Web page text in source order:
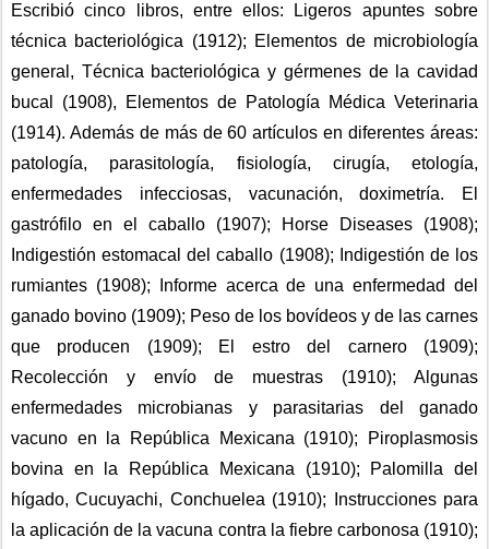
Escribió cinco libros, entre ellos: Ligeros apuntes sobre
técnica bacteriológica (1912); Elementos de microbiología
general, Técnica bacteriológica y gérmenes de la cavidad
bucal (1908), Elementos de Patología Médica Veterinaria
(1914). Además de más de 60 artículos en diferentes áreas:
patología, parasitología, fisiología, cirugía, etología,
enfermedades infecciosas, vacunación, doximetría. El
gastrófilo en el caballo (1907); Horse Diseases (1908);
Indigestión estomacal del caballo (1908); Indigestión de los
rumiantes (1908); Informe acerca de una enfermedad del
ganado bovino (1909); Peso de los bovídeos y de las carnes
que producen (1909); El estro del carnero (1909);
Recolección y envío de muestras (1910); Algunas
enfermedades microbianas y parasitarias del ganado
vacuno en la República Mexicana (1910); Piroplasmosis
bovina en la República Mexicana (1910); Palomilla del
hígado, Cucuyachi, Conchuelea (1910); Instrucciones para
la aplicación de la vacuna contra la fiebre carbonosa (1910);